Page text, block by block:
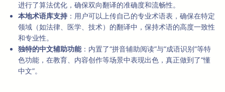
进行了算法优化，确保双向翻译的准确度和流畅性。
本地术语库支持 ：用户可以上传自己的专业术语表，确保在特定
领域（如法律、医学、技术）的翻译中，保持术语的高度一致性
和专业性。
独特的中文辅助功能：内置了“拼音辅助阅读”与“成语识别”等特
色功能，在教育、内容创作等场景中表现出色，真正做到了“懂
中文”。